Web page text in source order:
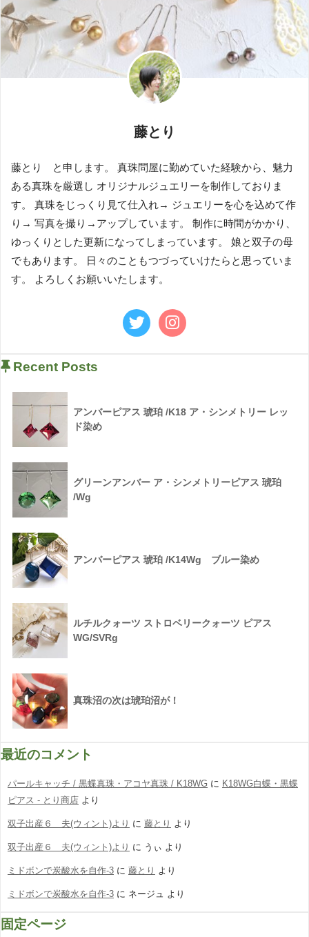
藤とり
藤とり と申します。 真珠問屋に勤めていた経験から、魅力
ある真珠を厳選し オリジナルジュエリーを制作しておりま
す。 真珠をじっくり見て仕入れ→ ジュエリーを心を込めて作
り→ 写真を撮り→アップしています。 制作に時間がかかり、
ゆっくりとした更新になってしまっています。 娘と双子の母
でもあります。 日々のこともつづっていけたらと思っていま
す。 よろしくお願いいたします。
Recent Posts
アンバーピアス 琥珀 /K18 ア・シンメトリー レッ
ド染め
グリーンアンバー ア・シンメトリーピアス 琥珀
/Wg
アンバーピアス 琥珀 /K14Wg ブルー染め
ルチルクォーツ ストロベリークォーツ ピアス
WG/SVRg
真珠沼の次は琥珀沼が！
最近のコメント
パールキャッチ / 黒蝶真珠・アコヤ真珠 / K18WG に K18WG白蝶・黒蝶
ピアス - とり商店 より
双子出産６ 夫(ウィント)より に 藤とり より
双子出産６ 夫(ウィント)より に うぃ より
ミドボンで炭酸水を自作-3 に 藤とり より
ミドボンで炭酸水を自作-3 に ネージュ より
固定ページ